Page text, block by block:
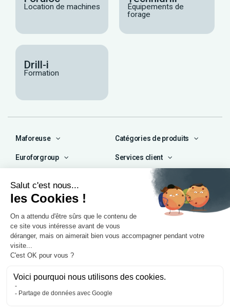
Location de machines
Équipements de
forage
Drill-i
Formation
Maforeuse Catégories de produits
Euroforgroup Services client
contact@maforeuse.com
Siège social et atelier
Chassieu (69)
55 rue Ampère
91250 Tigery